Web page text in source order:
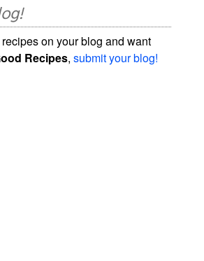
on your blog and want
Recipes,submit your blog!